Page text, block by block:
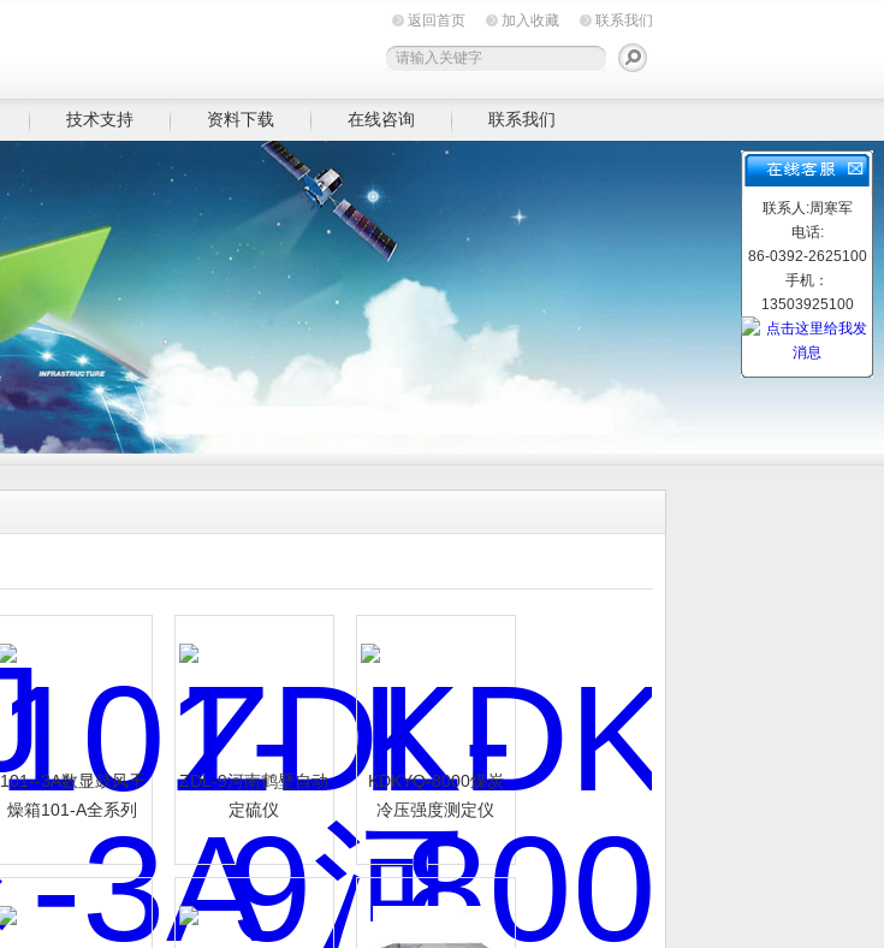
返回首页 加入收藏 联系我们
技术支持 资料下载 在线咨询 联系我们
101--3A数显鼓风干
燥箱101-A全系列
ZDL-9河南鹤壁自动
定硫仪
KDKYQ-8000煤炭
冷压强度测定仪
联系人:周寒军
电话:
86-0392-2625100
手机：
13503925100